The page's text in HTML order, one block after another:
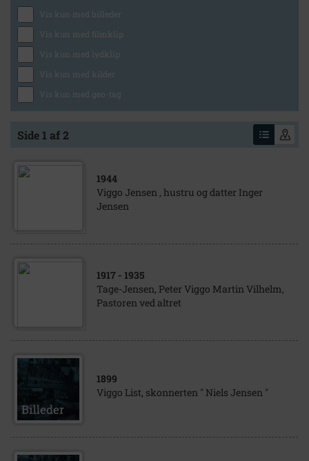
Vis kun med billeder
Vis kun med filmklip
Vis kun med lydklip
Vis kun med kilder
Vis kun med geo-tag
Side 1 af 2
1944
Viggo Jensen , hustru og datter Inger
Jensen
1917 - 1935
Tage-Jensen, Peter Viggo Martin Vilhelm,
Pastoren ved altret
1899
Viggo List, skonnerten " Niels Jensen "